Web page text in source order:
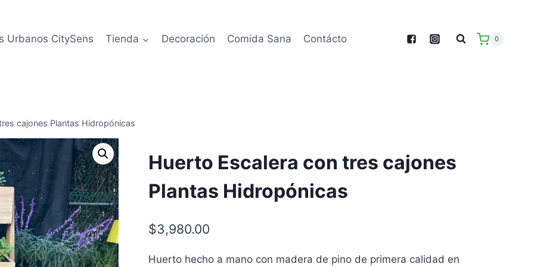
Urbanos CitySens Tienda Decoración Comida Sana Contácto 0
cajones Plantas Hidropónicas
Huerto Escalera con tres cajones
Plantas Hidropónicas
$3,980.00
Huerto hecho a mano con madera de pino de primera calidad en